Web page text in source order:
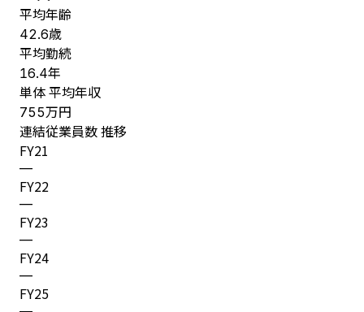
平均年齢
42.6歳
平均勤続
16.4年
単体 平均年収
755万円
連結従業員数 推移
FY21
—
FY22
—
FY23
—
FY24
—
FY25